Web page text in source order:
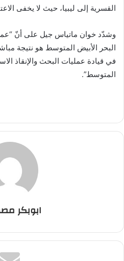
القسرية إلى ليبيا، حيث لا يخفى
وشدّد خوان ماتياس جيل على أنّ
البحر الأبيض المتوسط هو نتيجة
في قيادة عمليات البحث والإنقاذ
المتوسط”.
ابوبكر